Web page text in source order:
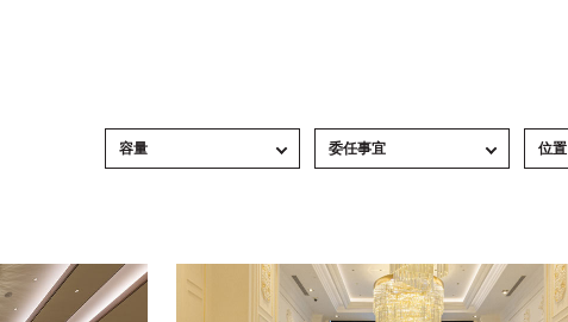
容量 委任事宜 位置